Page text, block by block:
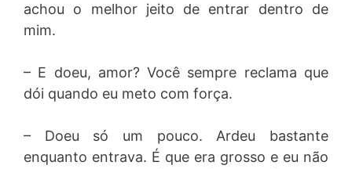
achou o melhor jeito de entrar dentro de
mim.
– E doeu, amor? Você sempre reclama que
dói quando eu meto com força.
– Doeu só um pouco. Ardeu bastante
enquanto entrava. É que era grosso e eu não